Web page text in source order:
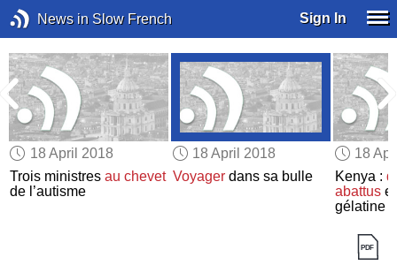
News in Slow French Sign In
18 April 2018
Trois ministresau chevet
de l’autisme
18 April 2018
Voyagerdans sa bulle
18
Kenya :
abattuset
gélatine